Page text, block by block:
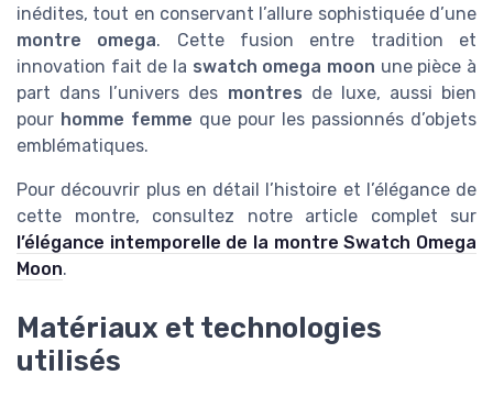
inédites, tout en conservant l’allure sophistiquée d’une
montre omega. Cette fusion entre tradition et
innovation fait de la swatch omega moon une pièce à
part dans l’univers des montres de luxe, aussi bien
pour homme femme que pour les passionnés d’objets
emblématiques.
Pour découvrir plus en détail l’histoire et l’élégance de
cette montre, consultez notre article complet sur
l’élégance intemporelle de la montre Swatch Omega
Moon.
Matériaux et technologies
utilisés